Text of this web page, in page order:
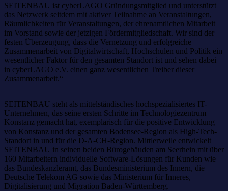
SEITENBAU ist cyberLAGO Gründungsmitglied und unterstützt
das Netzwerk seitdem mit aktiver Teilnahme an Veranstaltungen,
Räumlichkeiten für Veranstaltungen, der ehrenamtlichen Mitarbeit
im Vorstand sowie der jetzigen Fördermitgliedschaft. Wir sind der
festen Überzeugung, dass die Vernetzung und erfolgreiche
Zusammenarbeit von Digitalwirtschaft, Hochschulen und Politik ein
wesentlicher Faktor für den gesamten Standort ist und sehen dabei
in cyberLAGO e.V. einen ganz wesentlichen Treiber dieser
Zusammenarbeit.“
SEITENBAU steht als mittelständisches hochspezialisiertes IT-
Unternehmen, das seine ersten Schritte im Technologiezentrum
Konstanz gemacht hat, exemplarisch für die positive Entwicklung
von Konstanz und der gesamten Bodensee-Region als High-Tech-
Standort in und für die D-A-CH-Region. Mittlerweile entwickelt
SEITENBAU in seinen beiden Bürogebäuden am Seerhein mit über
160 Mitarbeitern individuelle Software-Lösungen für Kunden wie
das Bundeskanzleramt, das Bundesministerium des Innern, die
Deutsche Telekom AG sowie das Ministerium für Inneres,
Digitalisierung und Migration Baden-Württemberg.